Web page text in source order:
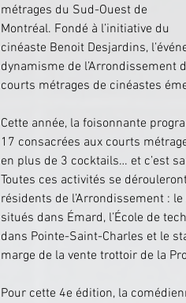
métrages du Sud-Ouest de
Montréal. Fondé à l’initiative du
cinéaste Benoit Desjardins,
dynamisme de l’Arrondissement
courts métrages de cinéastes
Cette année, la foisonnante
17 consacrées aux courts
en plus de 3 cocktails… et c’est
Toutes ces activités se
résidents de l’Arrondissement :
situés dans Émard, l’École de
dans Pointe-Saint-Charles et le
marge de la vente trottoir de la
Pour cette 4e édition, la